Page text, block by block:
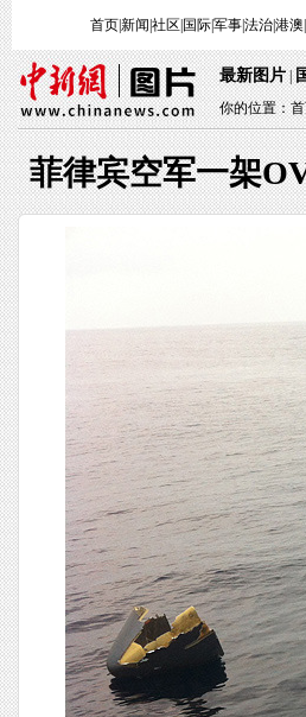
首页|新闻 社区 国际|军事|法治|港澳
最新图片|
你的位置：
菲律宾空军一架